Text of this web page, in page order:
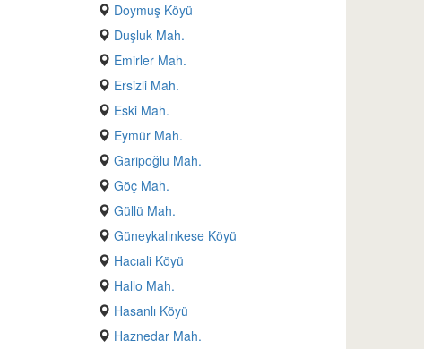
Doymuş Köyü
Duşluk Mah.
Emirler Mah.
Ersizli Mah.
Eski Mah.
Eymür Mah.
Garipoğlu Mah.
Göç Mah.
Güllü Mah.
Güneykalınkese Köyü
Hacıali Köyü
Hallo Mah.
Hasanlı Köyü
Haznedar Mah.